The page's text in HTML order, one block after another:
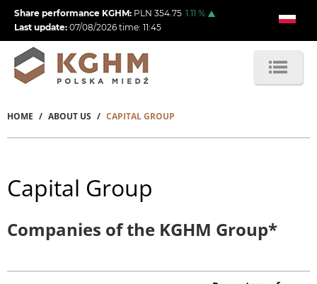
Skip
main
content
Share performance KGHM: PLN 354.75 1.11 %
Last update: 07/08/2026 time: 11:45
Breadcrumb
HOME ABOUT US CAPITAL GROUP
Capital Group
Companies of the KGHM Group*